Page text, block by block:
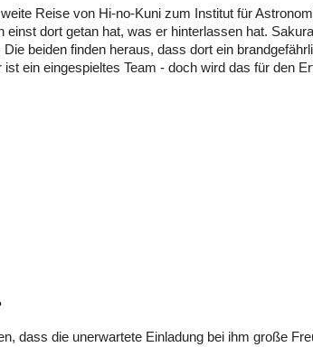
Reise von Hi-no-Kuni zum Institut für
dort getan hat, was er hinterlassen hat.
beiden finden heraus, dass dort ein
ein eingespieltes Team - doch wird das für den
dass die unerwartete Einladung bei ihm große